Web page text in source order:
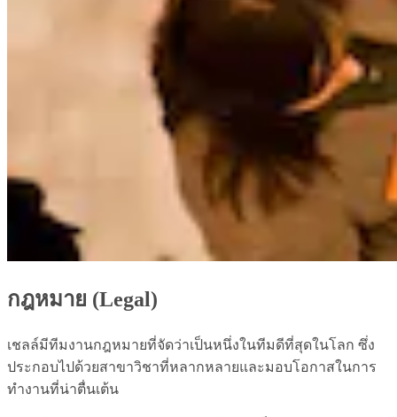
กฎหมาย (Legal)
เชลล์มีทีมงานกฎหมายที่จัดว่าเป็นหนึ่งในทีมดีที่สุดในโลก ซึ่ง
ประกอบไปด้วยสาขาวิชาที่หลากหลายและมอบโอกาสในการ
ทำงานที่น่าตื่นเต้น